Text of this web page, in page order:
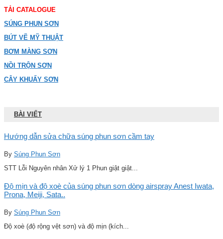
TẢI CATALOGUE
SÚNG PHUN SƠN
BÚT VẼ MỸ THUẬT
BƠM MÀNG SƠN
NỒI TRỘN SƠN
CÂY KHUẤY SƠN
BÀI VIẾT
Hướng dẫn sửa chữa súng phun sơn cầm tay
By Súng Phun Sơn
STT Lỗi Nguyên nhân Xử lý 1 Phun giật giật...
Độ mịn và độ xoè của súng phun sơn dòng airspray Anest Iwata,
Prona, Meiji, Sata..
By Súng Phun Sơn
Độ xoè (độ rộng vệt sơn) và độ mịn (kích...